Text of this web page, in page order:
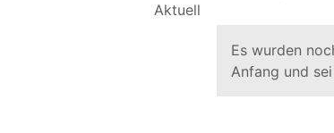
Es wurden
Anfang und